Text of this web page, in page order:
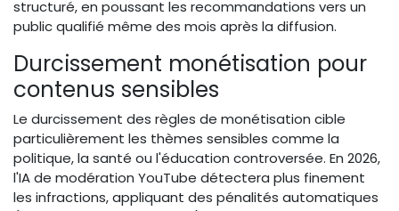
structuré, en poussant les recommandations vers un
public qualifié même des mois après la diffusion.
Durcissement monétisation pour
contenus sensibles
Le durcissement des règles de monétisation cible
particulièrement les thèmes sensibles comme la
politique, la santé ou l'éducation controversée. En 2026,
l'IA de modération YouTube détectera plus finement
les infractions, appliquant des pénalités automatiques